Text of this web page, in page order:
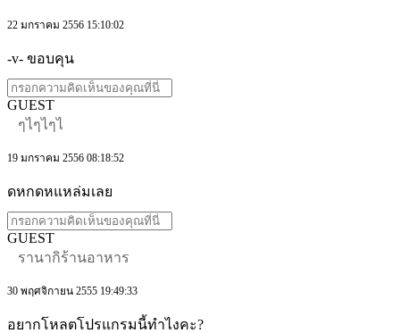
22 มกราคม 2556 15:10:02
-v- ขอบคุน
GUEST
ๆไๆไๆไ
19 มกราคม 2556 08:18:52
ดหกดหแหล่มเลย
GUEST
รานากิร้านอาหาร
30 พฤศจิกายน 2555 19:49:33
อยากโหลตโปรแกรมนี้ทำไงคะ?